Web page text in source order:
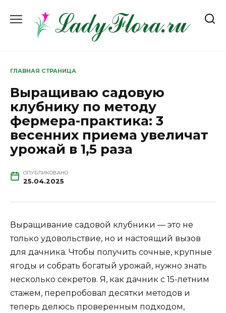
содержанию
ГЛАВНАЯ СТРАНИЦА
Выращиваю садовую
клубнику по методу
фермера-практика: 3
весенних приема увеличат
урожай в 1,5 раза
ОПУБЛИКОВАНО
25.04.2025
Выращивание садовой клубники — это не
только удовольствие, но и настоящий вызов
для дачника. Чтобы получить сочные, крупные
ягоды и собрать богатый урожай, нужно знать
несколько секретов. Я, как дачник с 15-летним
стажем, перепробовал десятки методов и
теперь делюсь проверенным подходом,